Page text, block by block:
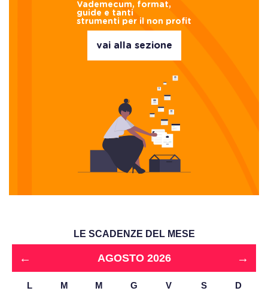
Vademecum, format,
guide e tanti
strumenti per il non profit
vai alla sezione
LE SCADENZE DEL MESE
← AGOSTO 2026 →
L M M G V S D